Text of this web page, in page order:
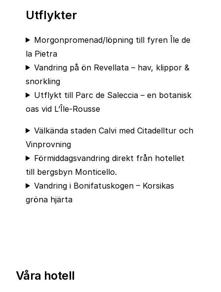
Utflykter
Morgonpromenad/löpning till fyren Île de
la Pietra
Vandring på ön Revellata – hav, klippor &
snorkling
Utflykt till Parc de Saleccia – en botanisk
oas vid L’Île-Rousse
Välkända staden Calvi med Citadelltur och
Vinprovning
Förmiddagsvandring direkt från hotellet
till bergsbyn Monticello.
Vandring i Bonifatuskogen – Korsikas
gröna hjärta
Våra hotell